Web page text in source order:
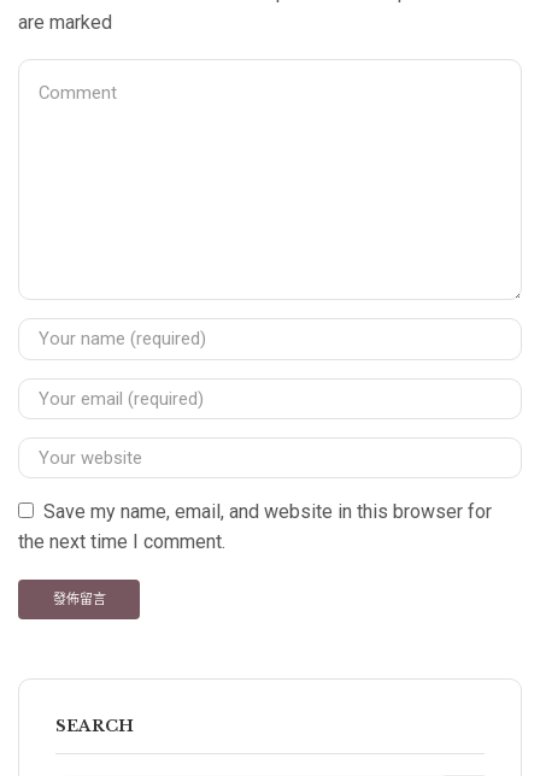
are marked
Save my name, email, and website in this browser for
the next time I comment.
SEARCH